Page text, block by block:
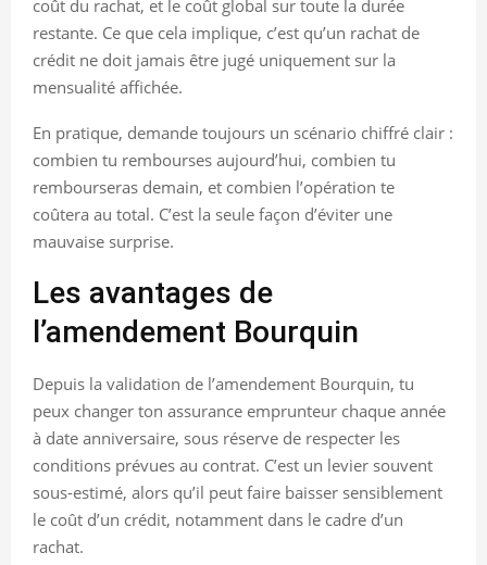
coût du rachat, et le coût global sur toute la durée
restante. Ce que cela implique, c’est qu’un rachat de
crédit ne doit jamais être jugé uniquement sur la
mensualité affichée.
En pratique, demande toujours un scénario chiffré clair :
combien tu rembourses aujourd’hui, combien tu
rembourseras demain, et combien l’opération te
coûtera au total. C’est la seule façon d’éviter une
mauvaise surprise.
Les avantages de
l’amendement Bourquin
Depuis la validation de l’amendement Bourquin, tu
peux changer ton assurance emprunteur chaque année
à date anniversaire, sous réserve de respecter les
conditions prévues au contrat. C’est un levier souvent
sous-estimé, alors qu’il peut faire baisser sensiblement
le coût d’un crédit, notamment dans le cadre d’un
rachat.